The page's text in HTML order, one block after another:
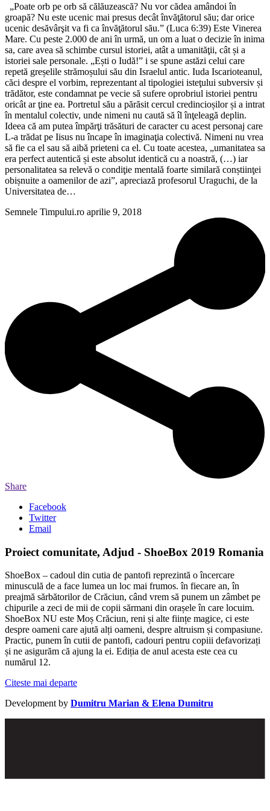
„Poate orb pe orb să călăuzească? Nu vor cădea amândoi în
groapă? Nu este ucenic mai presus decât învăţătorul său; dar orice
ucenic desăvârşit va fi ca învăţătorul său.” (Luca 6:39) Este Vinerea
Mare. Cu peste 2.000 de ani în urmă, un om a luat o decizie în inima
sa, care avea să schimbe cursul istoriei, atât a umanităţii, cât și a
istoriei sale personale. „Ești o Iudă!” i se spune astăzi celui care
repetă greșelile strămoșului său din Israelul antic. Iuda Iscarioteanul,
căci despre el vorbim, reprezentant al tipologiei isteţului subversiv și
trădător, este condamnat pe vecie să sufere oprobriul istoriei pentru
oricât ar ţine ea. Portretul său a părăsit cercul credincioșilor și a intrat
în mentalul colectiv, unde nimeni nu caută să îl înţeleagă deplin.
Ideea că am putea împărţi trăsături de caracter cu acest personaj care
L-a trădat pe Iisus nu încape în imaginaţia colectivă. Nimeni nu vrea
să fie ca el sau să aibă prieteni ca el. Cu toate acestea, „umanitatea sa
era perfect autentică și este absolut identică cu a noastră, (…) iar
personalitatea sa relevă o condiţie mentală foarte similară conștiinţei
obișnuite a oamenilor de azi”, apreciază profesorul Uraguchi, de la
Universitatea de…
Semnele Timpului.ro aprilie 9, 2018
Share
Facebook
Twitter
Email
Proiect comunitate, Adjud - ShoeBox 2019 Romania
ShoeBox – cadoul din cutia de pantofi reprezintă o încercare
minusculă de a face lumea un loc mai frumos. în fiecare an, în
preajmă sărbătorilor de Crăciun, când vrem să punem un zâmbet pe
chipurile a zeci de mii de copii sărmani din orașele în care locuim.
ShoeBox NU este Moș Crăciun, reni și alte ființe magice, ci este
despre oameni care ajută alți oameni, despre altruism și compasiune.
Practic, punem în cutii de pantofi, cadouri pentru copiii defavorizați
și ne asigurăm că ajung la ei. Ediția de anul acesta este cea cu
numărul 12.
Citeste mai departe
Development by Dumitru Marian & Elena Dumitru